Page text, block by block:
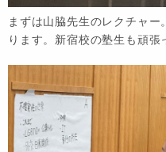
まずは山脇先生のレクチャ
ります。新宿校の塾生も頑張